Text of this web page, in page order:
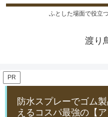
ふとした場面で役立
渡り
PR
防水スプレーでゴム
えるコスパ最強の【